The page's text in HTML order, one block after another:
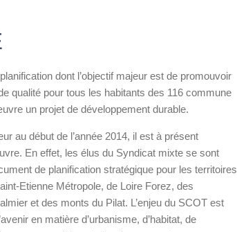
dont l’objectif majeur est de promouvoir
qualité pour tous les habitants des 116 commune
un projet de développement durable.
au début de l’année 2014, il est à présent
En effet, les élus du Syndicat mixte se sont
de planification stratégique pour les territoires
Etienne Métropole, de Loire Forez, des
et des monts du Pilat. L’enjeu du SCOT est
en matière d’urbanisme, d’habitat, de